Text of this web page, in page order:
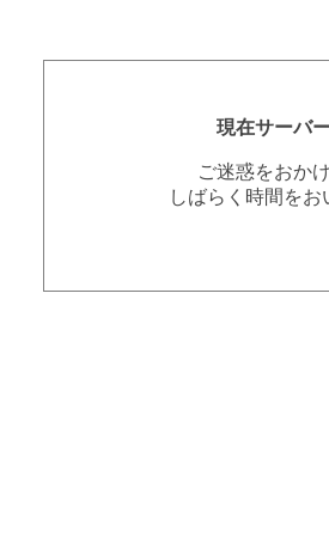
現在サーバ
ご迷惑をおか
しばらく時間を